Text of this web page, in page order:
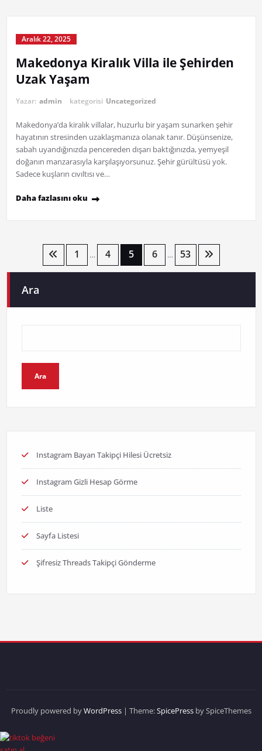
Aralık 22, 2025
Makedonya Kiralık Villa ile Şehirden
Uzak Yaşam
Yazar: admin kategorisi Uncategorized
Makedonya’da kiralık villalar, huzurlu bir yaşam sunarken şehir
hayatının stresinden uzaklaşmanıza olanak tanır. Düşünsenize,
sabah uyandığınızda pencereden dışarı baktığınızda, yemyeşil
doğanın manzarasıyla karşılaşıyorsunuz. Şehir gürültüsü yok.
Sadece kuşların cıvıltısı ve…
Daha fazlasını oku
sayfalaması
1 … 4 5 6 … 53
Ara
Ara
Instagram Bayan Takipçi Hilesi Ücretsiz
Instagram Gizli Hesap Görme
Liste
Sayfa Listesi
Şifresiz Threads Takipçi Gönderme
Proudly powered byWordPress| Theme:SpicePressby SpiceThemes